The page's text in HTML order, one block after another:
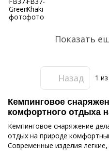
Показать
Назад 1
Кемпинговое
комфортного отдыха
Кемпинговое снаряжение
отдых на природе
Современные изделия